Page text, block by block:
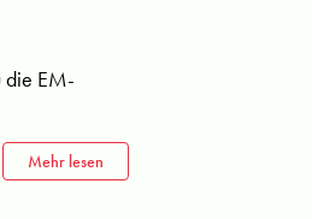
die EM-
Mehr lesen